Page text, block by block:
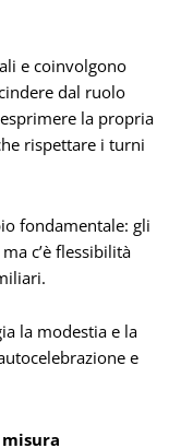
e coinvolgono
dal ruolo
la propria
rispettare i turni
fondamentale: gli
c’è flessibilità
la modestia e la
e